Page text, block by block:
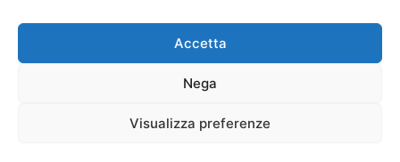
Accetta
Nega
Visualizza preferenze
Place-based education: dalla teoria alla
pratica per imparare sul territorio
Data:23 Luglio 2026